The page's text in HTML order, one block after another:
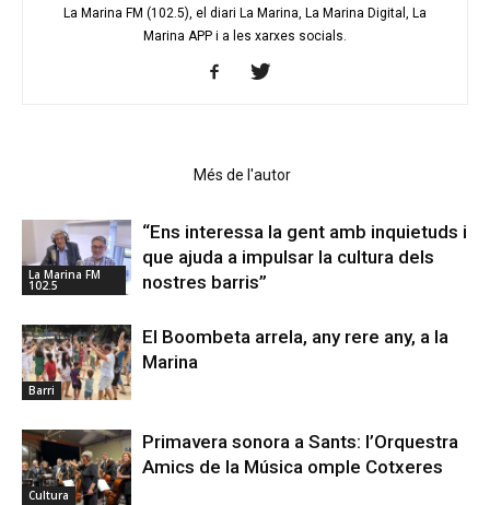
La Marina FM (102.5), el diari La Marina, La Marina Digital, La
Marina APP i a les xarxes socials.
Més de l'autor
La Marina FM
102.5
“Ens interessa la gent amb inquietuds i
que ajuda a impulsar la cultura dels
nostres barris”
Barri
El Boombeta arrela, any rere any, a la
Marina
Cultura
Primavera sonora a Sants: l’Orquestra
Amics de la Música omple Cotxeres